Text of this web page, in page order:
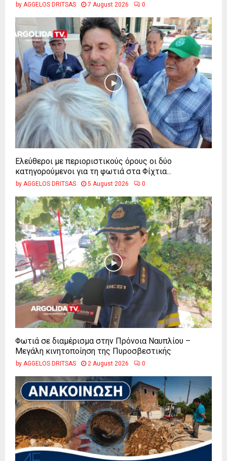
by AGGELOS DRITSAS 7 August 2026 0
Ελεύθεροι με περιοριστικούς όρους οι δύο
κατηγορούμενοι για τη φωτιά στα Φίχτια...
by AGGELOS DRITSAS 5 August 2026 0
Φωτιά σε διαμέρισμα στην Πρόνοια Ναυπλίου –
Μεγάλη κινητοποίηση της Πυροσβεστικής
by AGGELOS DRITSAS 2 August 2026 0